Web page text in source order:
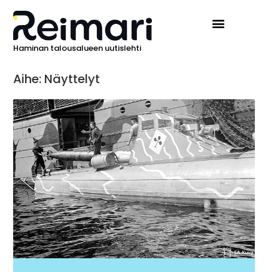
Haminan talousalueen uutislehti
Aihe: Näyttelyt